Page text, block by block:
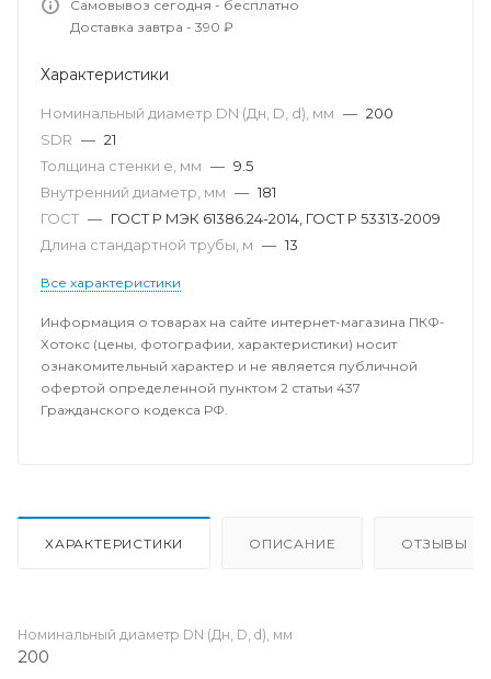
Самовывоз сегодня - бесплатно
Доставка завтра - 390 ₽
Характеристики
Номинальный диаметр DN (Дн, D, d), мм — 200
SDR — 21
Толщина стенки e, мм — 9.5
Внутренний диаметр, мм — 181
ГОСТ — ГОСТ Р МЭК 61386.24-2014, ГОСТ Р 53313-2009
Длина стандартной трубы, м — 13
Все характеристики
Информация о товарах на сайте интернет-магазина ПКФ-
Хотокс (цены, фотографии, характеристики) носит
ознакомительный характер и не является публичной
офертой определенной пунктом 2 статьи 437
Гражданского кодекса РФ.
ХАРАКТЕРИСТИКИ ОПИСАНИЕ ОТЗЫВЫ
Номинальный диаметр DN (Дн, D, d), мм
200